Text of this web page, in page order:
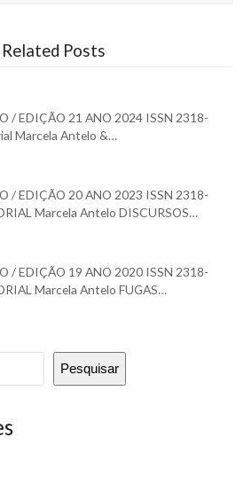
Related Posts
/ EDIÇÃO 21 ANO 2024 ISSN 2318-
Marcela Antelo &…
/ EDIÇÃO 20 ANO 2023 ISSN 2318-
Marcela Antelo DISCURSOS…
/ EDIÇÃO 19 ANO 2020 ISSN 2318-
Marcela Antelo FUGAS…
Pesquisar